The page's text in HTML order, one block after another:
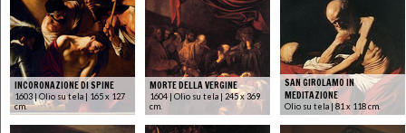
INCORONAZIONE DI SPINE
1603 | Olio su tela | 165 x 127
cm.
MORTE DELLA VERGINE
1604 | Olio su tela | 245 x 369
cm.
SAN GIROLAMO IN
MEDITAZIONE
Olio su tela | 81 x 118 cm.